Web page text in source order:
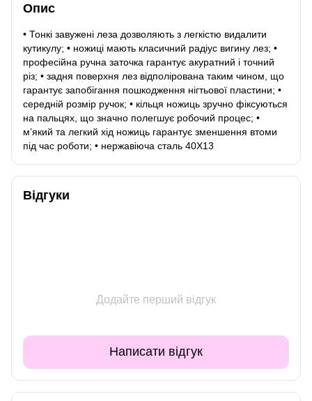
Опис
• Тонкі завужені леза дозволяють з легкістю видалити
кутикулу; • ножиці мають класичний радіус вигину лез; •
професійна ручна заточка гарантує акуратний і точний
різ; • задня поверхня лез відполірована таким чином, що
гарантує запобігання пошкодження нігтьової пластини; •
середній розмір ручок; • кільця ножиць зручно фіксуються
на пальцях, що значно полегшує робочий процес; •
м’який та легкий хід ножиць гарантує зменшення втоми
під час роботи; • нержавіюча сталь 40Х13
Відгуки
Додайте перший відгук
Написати відгук